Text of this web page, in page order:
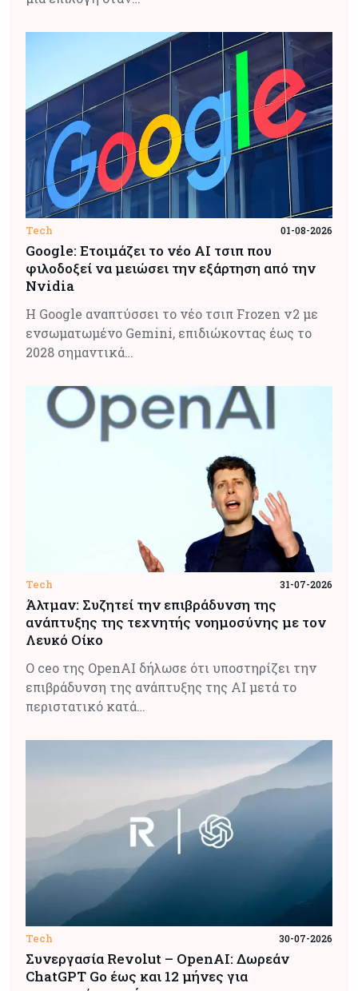
Tech 01-08-2026
Google: Ετοιμάζει το νέο AI τσιπ που
φιλοδοξεί να μειώσει την εξάρτηση από την
Nvidia
Η Google αναπτύσσει το νέο τσιπ Frozen v2 με
ενσωματωμένο Gemini, επιδιώκοντας έως το
2028 σημαντικά…
Tech 31-07-2026
Άλτμαν: Συζητεί την επιβράδυνση της
ανάπτυξης της τεχνητής νοημοσύνης με τον
Λευκό Οίκο
Ο ceo της OpenAI δήλωσε ότι υποστηρίζει την
επιβράδυνση της ανάπτυξης της AI μετά το
περιστατικό κατά…
Tech 30-07-2026
Συνεργασία Revolut – OpenAI: Δωρεάν
ChatGPT Go έως και 12 μήνες για